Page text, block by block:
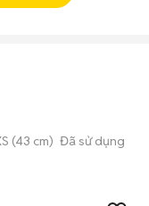
(43 cm) Đã sử dụng